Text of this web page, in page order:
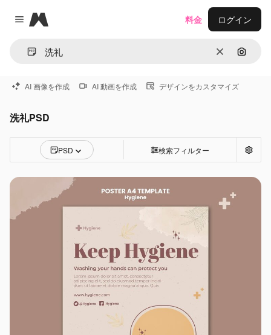
Close menu
Magnific
消去 画像で
料金 ログイン
AI 画像を作成 AI 動画を作成 デザインをカスタマイズ
洗礼PSD
PSD 検索フィルター